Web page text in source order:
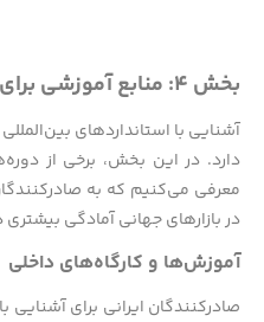
بخش ۴: منابع آموزشی برای صادرکنندگان ایرانی
آشنایی با استانداردهای بین‌المللی
دارد. در این بخش، برخی از
معرفی می‌کنیم که به صادرکنندگان
در بازارهای جهانی آمادگی بیشتری
آموزش‌ها و کارگاه‌های داخلی
صادرکنندگان ایرانی برای آشنایی با